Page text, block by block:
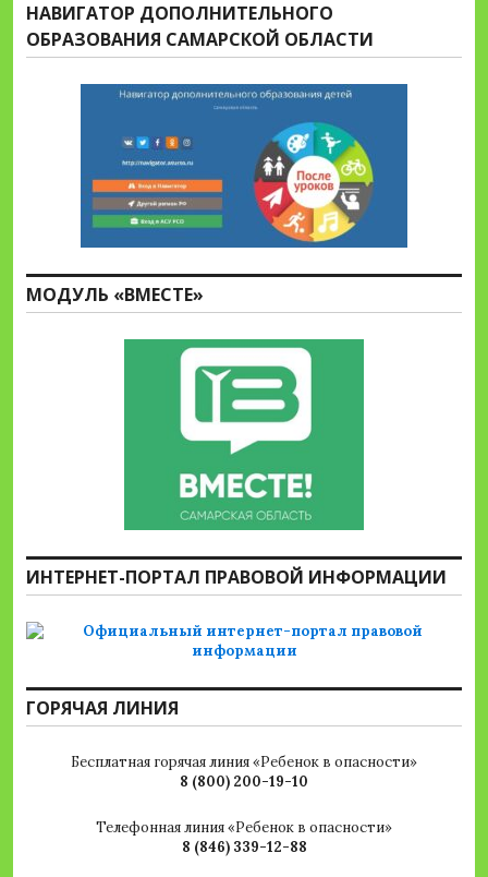
НАВИГАТОР ДОПОЛНИТЕЛЬНОГО
ОБРАЗОВАНИЯ САМАРСКОЙ ОБЛАСТИ
МОДУЛЬ «ВМЕСТЕ»
ИНТЕРНЕТ-ПОРТАЛ ПРАВОВОЙ ИНФОРМАЦИИ
ГОРЯЧАЯ ЛИНИЯ
Бесплатная горячая линия «Ребенок в опасности»
8 (800) 200-19-10
Телефонная линия «Ребенок в опасности»
8 (846) 339-12-88